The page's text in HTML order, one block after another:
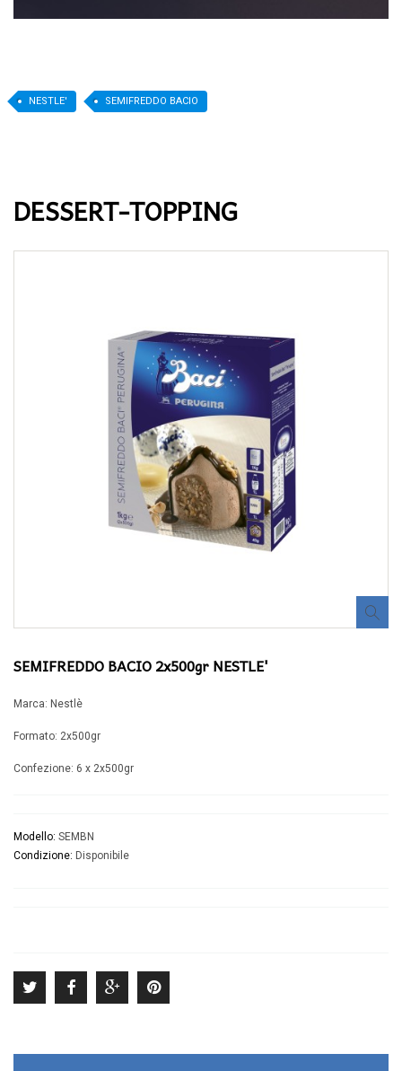
NESTLE' SEMIFREDDO BACIO
DESSERT-TOPPING
SEMIFREDDO BACIO 2x500gr NESTLE'
Marca: Nestlè
Formato: 2x500gr
Confezione: 6 x 2x500gr
Modello: SEMBN
Condizione: Disponibile